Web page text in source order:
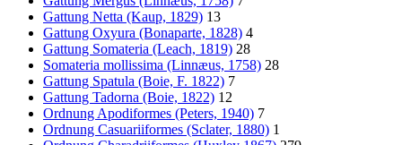
Gattung Netta (Kaup, 1829) 13
Gattung Oxyura (Bonaparte, 1828) 4
Gattung Somateria (Leach, 1819) 28
Somateria mollissima (Linnæus, 1758) 28
Gattung Spatula (Boie, F. 1822) 7
Gattung Tadorna (Boie, 1822) 12
Ordnung Apodiformes (Peters, 1940) 7
Ordnung Casuariiformes (Sclater, 1880) 1